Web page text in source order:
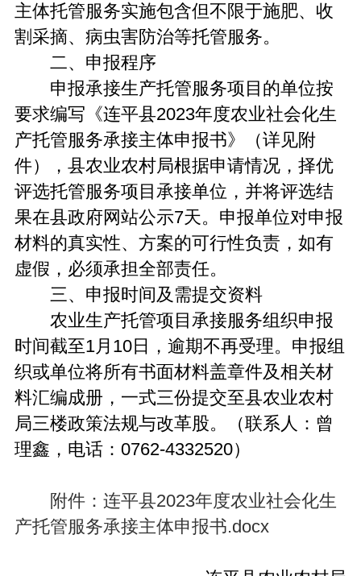
主体托管服务实施包含但不限于施肥、收
割采摘、病虫害防治等托管服务。
二、申报程序
申报承接生产托管服务项目的单位按
要求编写《连平县2023年度农业社会化生
产托管服务承接主体申报书》（详见附
件），县农业农村局根据申请情况，择优
评选托管服务项目承接单位，并将评选结
果在县政府网站公示7天。申报单位对申报
材料的真实性、方案的可行性负责，如有
虚假，必须承担全部责任。
三、申报时间及需提交资料
农业生产托管项目承接服务组织申报
时间截至1月10日，逾期不再受理。申报组
织或单位将所有书面材料盖章件及相关材
料汇编成册，一式三份提交至县农业农村
局三楼政策法规与改革股。（联系人：曾
理鑫，电话：0762-4332520）
附件：连平县2023年度农业社会化生
产托管服务承接主体申报书.docx